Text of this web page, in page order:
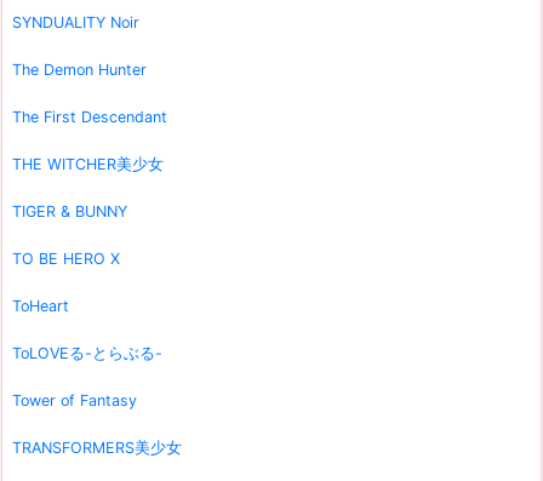
SYNDUALITY Noir
The Demon Hunter
The First Descendant
THE WITCHER美少女
TIGER & BUNNY
TO BE HERO X
ToHeart
ToLOVEる-とらぶる-
Tower of Fantasy
TRANSFORMERS美少女